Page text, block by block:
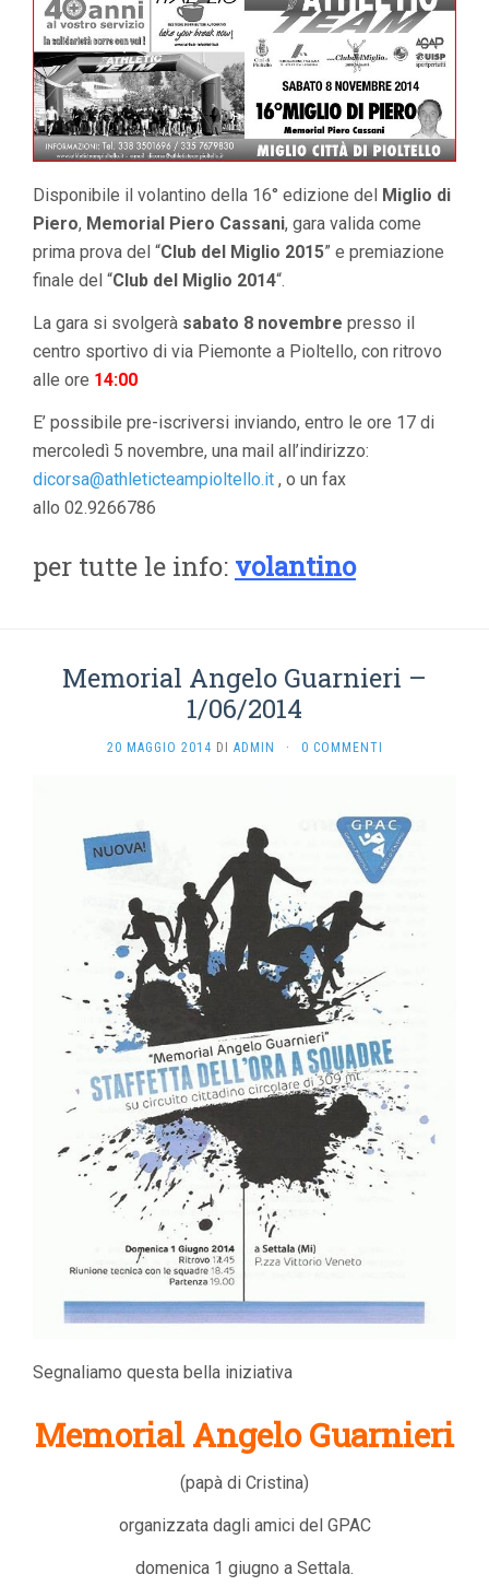
Disponibile il volantino della 16° edizione del Miglio di
Piero, Memorial Piero Cassani, gara valida come
prima prova del “Club del Miglio 2015” e premiazione
finale del “Club del Miglio 2014“.
La gara si svolgerà sabato 8 novembre presso il
centro sportivo di via Piemonte a Pioltello, con ritrovo
alle ore 14:00
E’ possibile pre-iscriversi inviando, entro le ore 17 di
mercoledì 5 novembre, una mail all’indirizzo:
dicorsa@athleticteampioltello.it , o un fax
allo 02.9266786
per tutte le info: volantino
Memorial Angelo Guarnieri –
1/06/2014
20 MAGGIO 2014 DI ADMIN · 0 COMMENTI
Segnaliamo questa bella iniziativa
Memorial Angelo Guarnieri
(papà di Cristina)
organizzata dagli amici del GPAC
domenica 1 giugno a Settala.